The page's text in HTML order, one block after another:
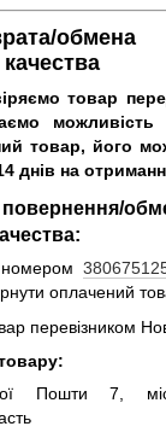
товар
товар, його
днів на
оплачений
перевізником
Пошти 7,